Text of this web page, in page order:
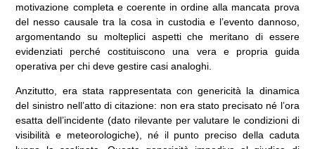
motivazione completa e coerente in ordine alla mancata prova
del nesso causale tra la cosa in custodia e l’evento dannoso,
argomentando su molteplici aspetti che meritano di essere
evidenziati perché costituiscono una vera e propria guida
operativa per chi deve gestire casi analoghi.
Anzitutto, era stata rappresentata con genericità la dinamica
del sinistro nell’atto di citazione: non era stato precisato né l’ora
esatta dell’incidente (dato rilevante per valutare le condizioni di
visibilità e meteorologiche), né il punto preciso della caduta